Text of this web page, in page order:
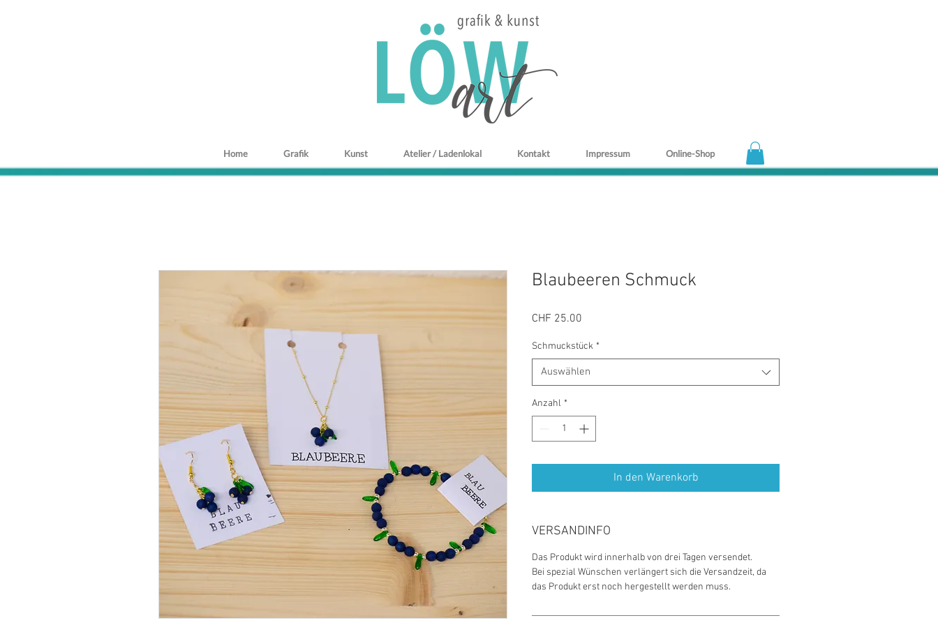
Home Grafik Kunst Atelier / Ladenlokal Kontakt Impressum Online-Shop
Blaubeeren Schmuck
CHF 25.00
Schmuckstück *
Auswählen
Anzahl *
In den Warenkorb
VERSANDINFO
Das Produkt wird innerhalb von drei Tagen versendet.
Bei spezial Wünschen verlängert sich die Versandzeit, da
das Produkt erst noch hergestellt werden muss.